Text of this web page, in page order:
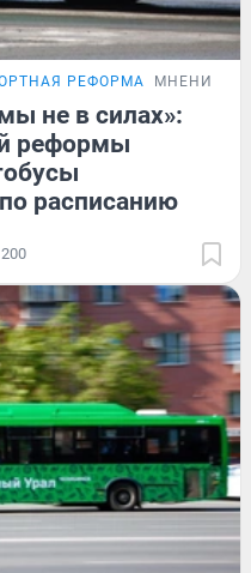
РЕФОРМА МНЕНИЕ
не в силах»:
реформы
расписанию
200